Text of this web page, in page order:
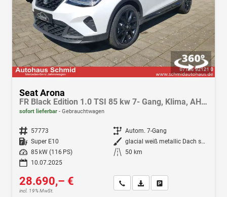
Seat Arona
FR Black Edition 1.0 TSI 85 kw 7- Gang, Klima, AHK, Navi, LED, Fahrassistenz-Paket, Winterpak., Android Auto, Apple CarPlay
sofort lieferbar Gebrauchtwagen
Fahrzeugnr. 57773 Getriebe Autom. 7-Gang
Kraftstoff Super E10 Außenfarbe
glacial weiß metallic Dach schwarz
Leistung
85 kW (116 PS) Kilometerstand
50 km
10.07.2025
28.690,– €
incl. 19% MwSt.
Wir rufen Sie anFahrzeugexposé (PDF)